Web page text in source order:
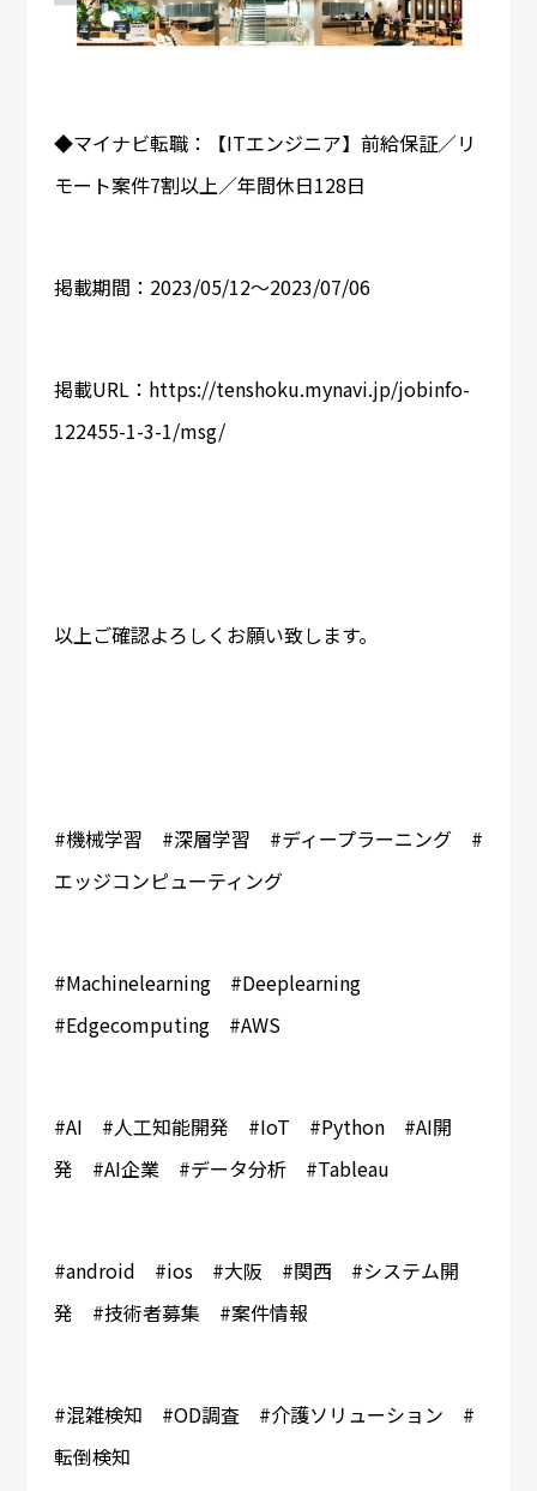
◆マイナビ転職：【ITエンジニア】前給保証／リ
モート案件7割以上／年間休日128日
掲載期間：2023/05/12～2023/07/06
掲載URL：https://tenshoku.mynavi.jp/jobinfo-
122455-1-3-1/msg/
以上ご確認よろしくお願い致します。
#機械学習 #深層学習 #ディープラーニング #
エッジコンピューティング
#Machinelearning #Deeplearning
#Edgecomputing #AWS
#AI #人工知能開発 #IoT #Python #AI開
発 #AI企業 #データ分析 #Tableau
#android #ios #大阪 #関西 #システム開
発 #技術者募集 #案件情報
#混雑検知 #OD調査 #介護ソリューション #
転倒検知